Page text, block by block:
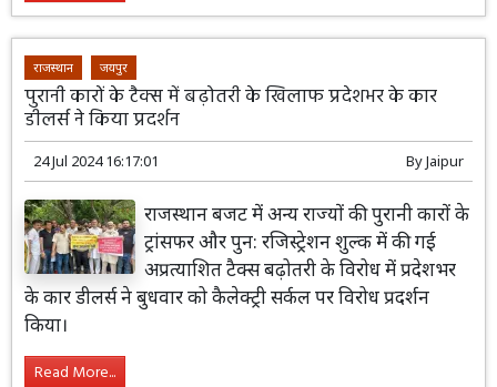
राजस्थान जयपुर
पुरानी कारों के टैक्स में बढ़ोतरी के खिलाफ प्रदेशभर के कार
डीलर्स ने किया प्रदर्शन
24 Jul 2024 16:17:01 ByJaipur
राजस्थान बजट में अन्य राज्यों की पुरानी कारों के
ट्रांसफर और पुन: रजिस्ट्रेशन शुल्क में की गई
अप्रत्याशित टैक्स बढ़ोतरी के विरोध में प्रदेशभर
के कार डीलर्स ने बुधवार को कैलेक्ट्री सर्कल पर विरोध प्रदर्शन
किया।
Read More...